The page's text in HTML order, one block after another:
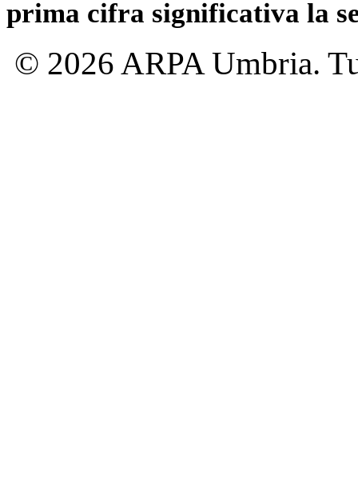
prima cifra significativa la
© 2026 ARPA Umbria.